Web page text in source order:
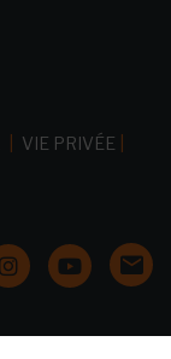
VIE PRIVÉE